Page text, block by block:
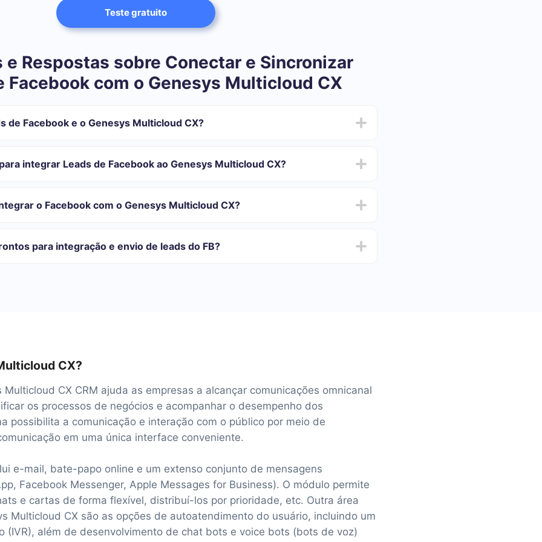
Teste gratuito
e Respostas sobre Conectar e Sincronizar
Facebook com o Genesys Multicloud CX
de Facebook e o Genesys Multicloud CX?
do Facebook para o Genesys Multicloud CX
integrar Leads de Facebook ao Genesys Multicloud CX?
o Facebook com o Genesys Multicloud CX?
para integração e envio de leads do FB?
CX?
CX CRM ajuda as empresas a alcançar comunicações omnicanal
os processos de negócios e acompanhar o desempenho dos
possibilita a comunicação e interação com o público por meio de
em uma única interface conveniente.
e-mail, bate-papo online e um extenso conjunto de mensagens
Facebook Messenger, Apple Messages for Business). O módulo permite
e cartas de forma flexível, distribuí-los por prioridade, etc. Outra área
Multicloud CX são as opções de autoatendimento do usuário, incluindo um
(IVR), além de desenvolvimento de chat bots e voice bots (bots de voz)